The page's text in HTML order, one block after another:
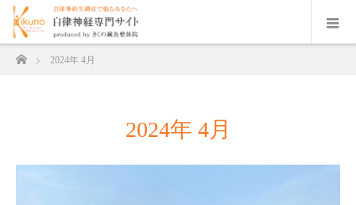
ホーム2024年 4月
2024年 4月